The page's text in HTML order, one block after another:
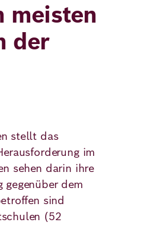
meisten
der
stellt das
im
sehen darin ihre
dem
sind
(52